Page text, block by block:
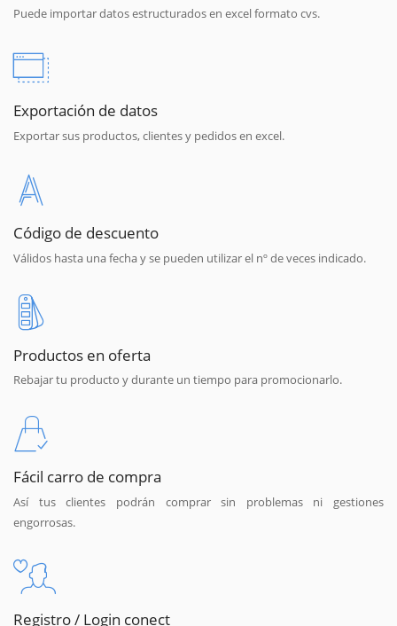
Puede importar datos estructurados en excel formato cvs.
Exportación de datos
Exportar sus productos, clientes y pedidos en excel.
Código de descuento
Válidos hasta una fecha y se pueden utilizar el nº de veces indicado.
Productos en oferta
Rebajar tu producto y durante un tiempo para promocionarlo.
Fácil carro de compra
Así tus clientes podrán comprar sin problemas ni gestiones
engorrosas.
Registro / Login conect